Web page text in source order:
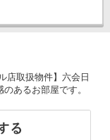
店取扱物件】六会日
あるお部屋です。